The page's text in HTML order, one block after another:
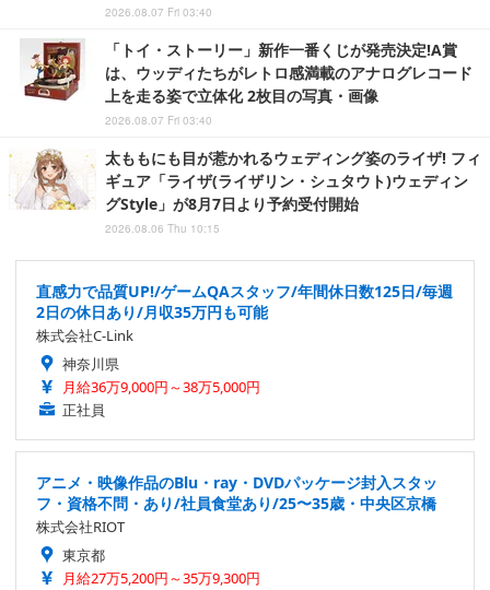
2026.08.07 Fri 03:40
「トイ・ストーリー」新作一番くじが発売決定!A賞
は、ウッディたちがレトロ感満載のアナログレコード
上を走る姿で立体化 2枚目の写真・画像
2026.08.07 Fri 03:40
太ももにも目が惹かれるウェディング姿のライザ! フィ
ギュア「ライザ(ライザリン・シュタウト)ウェディン
グStyle」が8月7日より予約受付開始
2026.08.06 Thu 10:15
直感力で品質UP!/ゲームQAスタッフ/年間休日数125日/毎週
2日の休日あり/月収35万円も可能
株式会社C-Link
神奈川県
月給36万9,000円～38万5,000円
正社員
アニメ・映像作品のBlu・ray・DVDパッケージ封入スタッ
フ・資格不問・あり/社員食堂あり/25〜35歳・中央区京橋
株式会社RIOT
東京都
月給27万5,200円～35万9,300円